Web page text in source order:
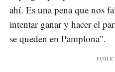
ahí. Es una pena que nos
intentar ganar y hacer el
se queden en Pamplona".